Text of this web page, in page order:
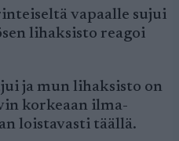
vapaalle sujui
lihaksisto reagoi
ja mun lihaksisto on
korkeaan ilma-
loistavasti täällä.